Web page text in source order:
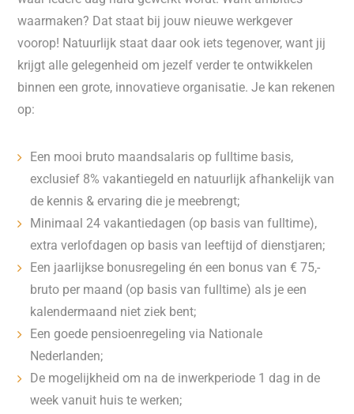
waarmaken? Dat staat bij jouw nieuwe werkgever
voorop! Natuurlijk staat daar ook iets tegenover, want jij
krijgt alle gelegenheid om jezelf verder te ontwikkelen
binnen een grote, innovatieve organisatie. Je kan rekenen
op:
Een mooi bruto maandsalaris op fulltime basis,
exclusief 8% vakantiegeld en natuurlijk afhankelijk van
de kennis & ervaring die je meebrengt;
Minimaal 24 vakantiedagen (op basis van fulltime),
extra verlofdagen op basis van leeftijd of dienstjaren;
Een jaarlijkse bonusregeling én een bonus van € 75,-
bruto per maand (op basis van fulltime) als je een
kalendermaand niet ziek bent;
Een goede pensioenregeling via Nationale
Nederlanden;
De mogelijkheid om na de inwerkperiode 1 dag in de
week vanuit huis te werken;